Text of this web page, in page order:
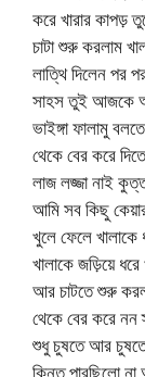
করে খারার কাপড়
চাটা শুরু করলাম
লাত্থি দিলেন পর
সাহস তুই আজকে
ভাইঙ্গা ফালামু
থেকে বের করে
লাজ লজ্জা নাই
আমি সব কিছু
খুলে ফেলে
খালাকে জড়িয়ে
আর চাটতে শুরু
থেকে বের করে
শুধু চুষতে আর চুষতে
কিন্তু পারছিলো